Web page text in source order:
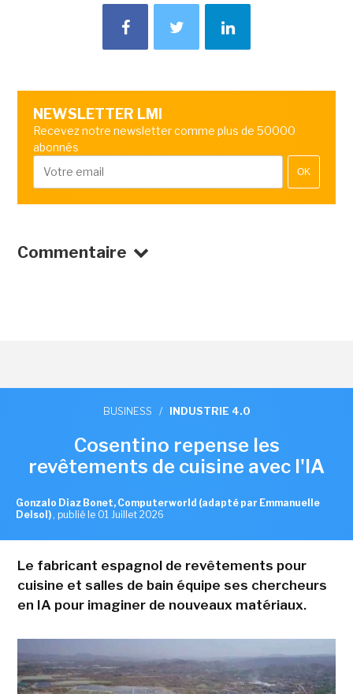
NEWSLETTER LMI
Recevez notre newsletter comme plus de 50000
abonnés
OK
Commentaire
BUSINESS / INDUSTRIE 4.0
Cosentino repense les
revêtements de cuisine avec l'IA
Gonzalo Diaz Bonet, Computerworld (adapté par Emmanuelle
Delsol) , publié le 01 Juillet 2026
Le fabricant espagnol de revêtements pour
cuisine et salles de bain équipe ses chercheurs
en IA pour imaginer de nouveaux matériaux.